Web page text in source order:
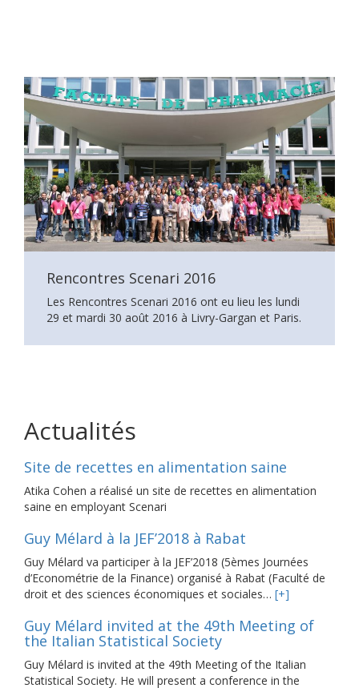
Rencontres Scenari 2016
Les Rencontres Scenari 2016 ont eu lieu les lundi
29 et mardi 30 août 2016 à Livry-Gargan et Paris.
Actualités
Site de recettes en alimentation saine
Atika Cohen a réalisé un site de recettes en alimentation
saine en employant Scenari
Guy Mélard à la JEF’2018 à Rabat
Guy Mélard va participer à la JEF’2018 (5èmes Journées
d’Econométrie de la Finance) organisé à Rabat (Faculté de
droit et des sciences économiques et sociales… [+]
Guy Mélard invited at the 49th Meeting of
the Italian Statistical Society
Guy Mélard is invited at the 49th Meeting of the Italian
Statistical Society. He will present a conference in the